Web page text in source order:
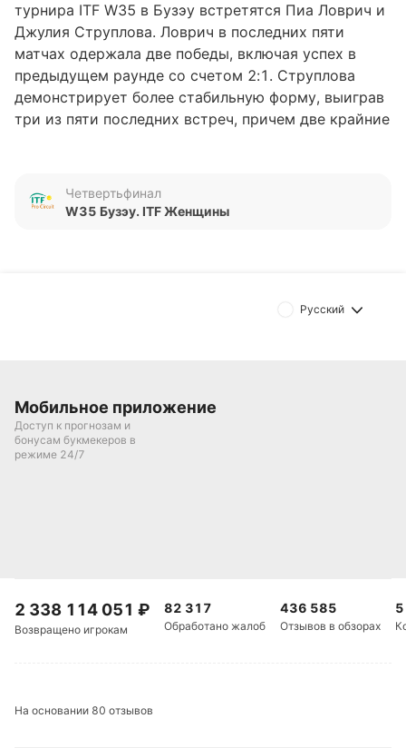
турнира ITF W35 в Бузэу встретятся Пиа Ловрич и
Джулия Струплова. Ловрич в последних пяти
матчах одержала две победы, включая успех в
предыдущем раунде со счетом 2:1. Струплова
демонстрирует более стабильную форму, выиграв
три из пяти последних встреч, причем две крайние
противостояний отсутствуют.
Обновлено:
Четвертьфинал
W35 Бузэу. ITF Женщины
Русский
Мобильное приложение
Доступ к прогнозам и
бонусам букмекеров в
режиме 24/7
2 338 114 051 ₽
Возвращено игрокам
82 317
Обработано жалоб
436 585
Отзывов в обзорах
На основании 80 отзывов